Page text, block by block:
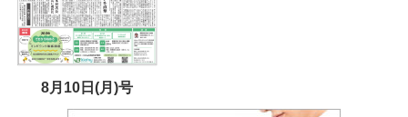
8月10日(月)号